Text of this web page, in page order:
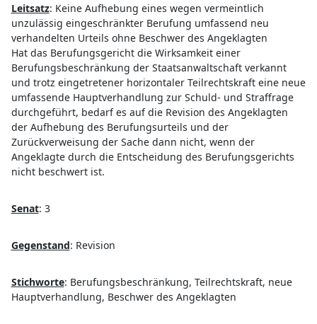
Leitsatz: Keine Aufhebung eines wegen vermeintlich
unzulässig eingeschränkter Berufung umfassend neu
verhandelten Urteils ohne Beschwer des Angeklagten
Hat das Berufungsgericht die Wirksamkeit einer
Berufungsbeschränkung der Staatsanwaltschaft verkannt
und trotz eingetretener horizontaler Teilrechtskraft eine neue
umfassende Hauptverhandlung zur Schuld- und Straffrage
durchgeführt, bedarf es auf die Revision des Angeklagten
der Aufhebung des Berufungsurteils und der
Zurückverweisung der Sache dann nicht, wenn der
Angeklagte durch die Entscheidung des Berufungsgerichts
nicht beschwert ist.
Senat: 3
Gegenstand: Revision
Stichworte: Berufungsbeschränkung, Teilrechtskraft, neue
Hauptverhandlung, Beschwer des Angeklagten